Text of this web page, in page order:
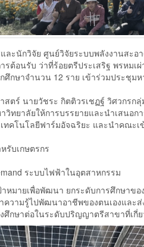
ะนักวิจัย ศูนย์วิจัยระบบพลังงานสะอ
ต้อนรับ ว่าที่ร้อยตรีประเสริฐ พรหมเ
กษาจำนวน 12 ราย เข้าร่วมประชุม
ร์ นายวัชระ กิตติวรเชฏฐ์ วิศวกรกลุ่
ทยาลัยให้การบรรยายและนำเสนอ
ทคโนโลยีฟาร์มอัจฉริยะ และนำคณะ
รับเกษตรกร
ระบบไฟฟ้าในอุตสาหกรรม
มายเพื่อพัฒนา ยกระดับการศึกษาขอ
ความรู้ไปพัฒนาอาชีพของตนเองและ
ศึกษาต่อในระดับปริญญาตรีสาขาที่เกี่